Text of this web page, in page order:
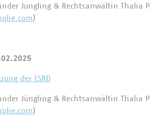
Jüngling & Rechtsanwältin Thalia
)
der CSRD
Jüngling & Rechtsanwältin Thalia
)